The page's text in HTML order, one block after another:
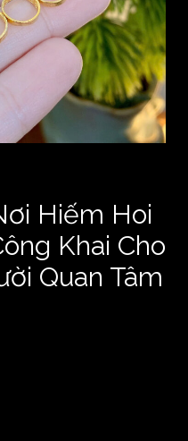
Hiếm Hoi
Khai Cho
Quan Tâm